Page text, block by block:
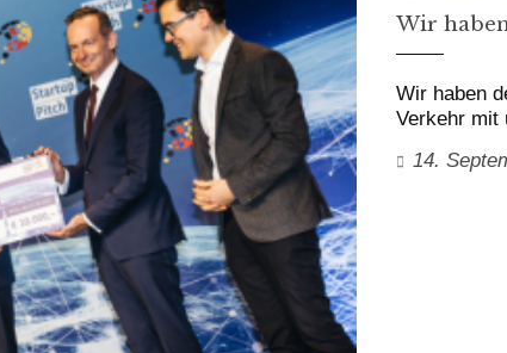
Wir
Wir haben
Verkehr mit
14.